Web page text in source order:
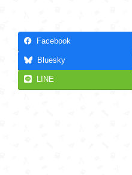
Facebook
Bluesky
LINE